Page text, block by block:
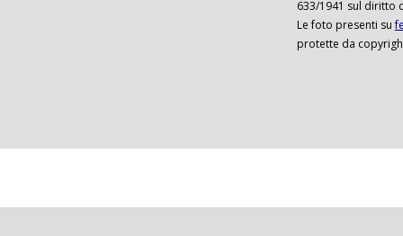
633/1941 sul diritto
Le foto presenti su
protette da